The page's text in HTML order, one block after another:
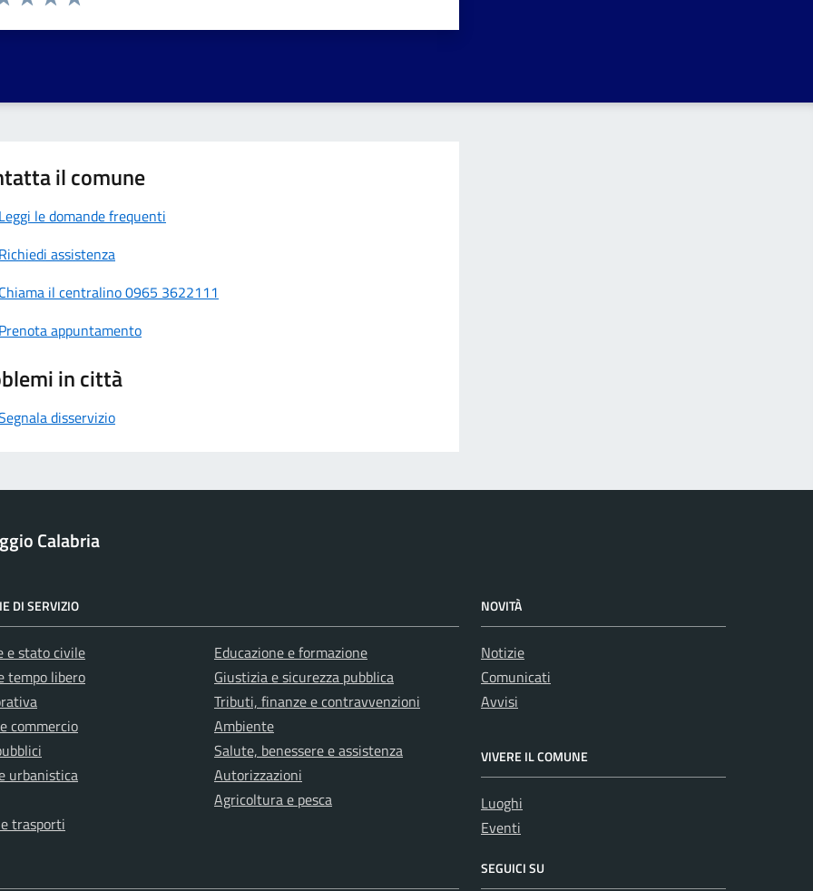
il comune
Leggi le domande frequenti
Richiedi assistenza
Chiama il centralino 0965 3622111
Prenota appuntamento
in città
disservizio
Calabria
DI SERVIZIO
e stato civile
tempo libero
commercio
urbanistica
trasporti
Educazione e formazione
Giustizia e sicurezza pubblica
Tributi, finanze e contravvenzioni
Ambiente
Salute, benessere e assistenza
Autorizzazioni
Agricoltura e pesca
NOVITÀ
Notizie
Comunicati
Avvisi
VIVERE IL COMUNE
Luoghi
Eventi
SEGUICI SU